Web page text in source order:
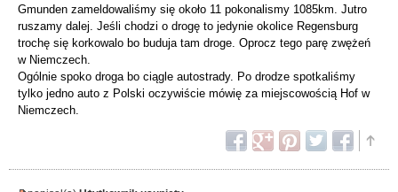
Gmunden zameldowaliśmy się około 11 pokonalismy 1085km. Jutro
ruszamy dalej. Jeśli chodzi o drogę to jedynie okolice Regensburg
trochę się korkowalo bo buduja tam droge. Oprocz tego parę zwężeń
w Niemczech.
Ogólnie spoko droga bo ciągle autostrady. Po drodze spotkaliśmy
tylko jedno auto z Polski oczywiście mówię za miejscowością Hof w
Niemczech.